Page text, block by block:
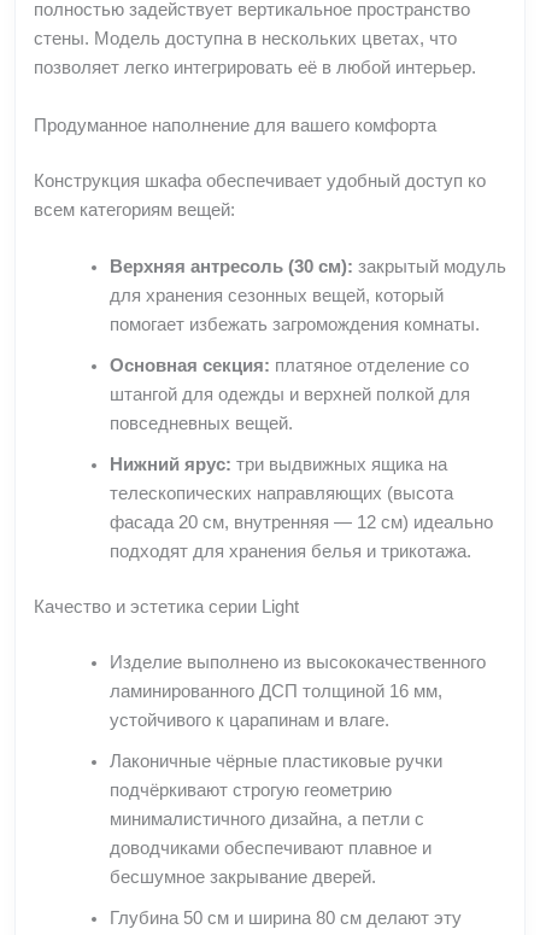
полностью задействует вертикальное пространство
стены. Модель доступна в нескольких цветах, что
позволяет легко интегрировать её в любой интерьер.
Продуманное наполнение для вашего комфорта
Конструкция шкафа обеспечивает удобный доступ ко
всем категориям вещей:
Верхняя антресоль (30 см): закрытый модуль
для хранения сезонных вещей, который
помогает избежать загромождения комнаты.
Основная секция: платяное отделение со
штангой для одежды и верхней полкой для
повседневных вещей.
Нижний ярус: три выдвижных ящика на
телескопических направляющих (высота
фасада 20 см, внутренняя — 12 см) идеально
подходят для хранения белья и трикотажа.
Качество и эстетика серии Light
Изделие выполнено из высококачественного
ламинированного ДСП толщиной 16 мм,
устойчивого к царапинам и влаге.
Лаконичные чёрные пластиковые ручки
подчёркивают строгую геометрию
минималистичного дизайна, а петли с
доводчиками обеспечивают плавное и
бесшумное закрывание дверей.
Глубина 50 см и ширина 80 см делают эту